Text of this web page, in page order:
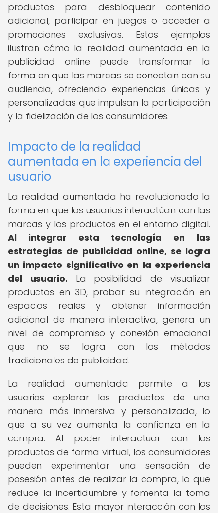
productos para desbloquear contenido
adicional, participar en juegos o acceder a
promociones exclusivas. Estos ejemplos
ilustran cómo la realidad aumentada en la
publicidad online puede transformar la
forma en que las marcas se conectan con su
audiencia, ofreciendo experiencias únicas y
personalizadas que impulsan la participación
y la fidelización de los consumidores.
Impacto de la realidad
aumentada en la experiencia del
usuario
La realidad aumentada ha revolucionado la
forma en que los usuarios interactúan con las
marcas y los productos en el entorno digital.
Al integrar esta tecnología en las
estrategias de publicidad online, se logra
un impacto significativo en la experiencia
del usuario. La posibilidad de visualizar
productos en 3D, probar su integración en
espacios reales y obtener información
adicional de manera interactiva, genera un
nivel de compromiso y conexión emocional
que no se logra con los métodos
tradicionales de publicidad.
La realidad aumentada permite a los
usuarios explorar los productos de una
manera más inmersiva y personalizada, lo
que a su vez aumenta la confianza en la
compra. Al poder interactuar con los
productos de forma virtual, los consumidores
pueden experimentar una sensación de
posesión antes de realizar la compra, lo que
reduce la incertidumbre y fomenta la toma
de decisiones. Esta mayor interacción con los